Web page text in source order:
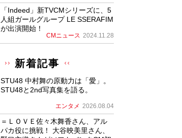
「Indeed」新TVCMシリーズに、5
人組ガールグループ LE SSERAFIM
が出演開始！
CMニュース 2024.11.28
新着記事
STU48 中村舞の原動力は「愛」。
STU48と2nd写真集を語る。
エンタメ 2026.08.04
＝ＬＯＶＥ佐々木舞香さん、アル
パカ役に挑戦！ 大谷映美里さん、